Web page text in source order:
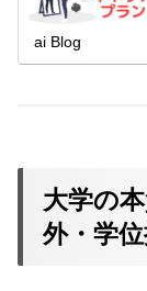
ai Blog
大学の
外・学